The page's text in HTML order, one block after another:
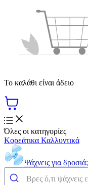
Το καλάθι είναι άδειο
Όλες οι κατηγορίες
Κορεάτικα Καλλυντικά
Ψάχνεις για δροσιά;